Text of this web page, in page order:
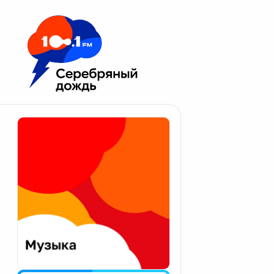
Москва 100.1 FM
Апатиты
Екатеринбург
Калининград
Калуга